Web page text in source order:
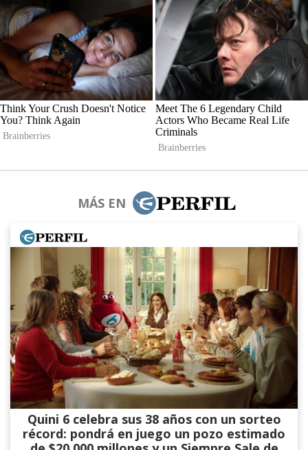
MÁS EN
Quini 6 celebra sus 38 años con un sorteo
récord: pondrá en juego un pozo estimado